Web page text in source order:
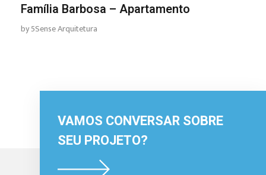
Família Barbosa – Apartamento
by5Sense Arquitetura
VAMOS CONVERSAR SOBRE
SEU PROJETO?